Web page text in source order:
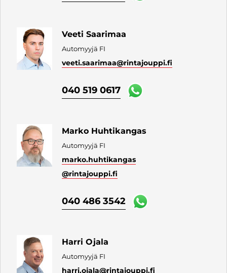
Veeti Saarimaa
Automyyjä FI
veeti.saarimaa@rintajouppi.fi
040 519 0617
Marko Huhtikangas
Automyyjä FI
marko.huhtikangas
@rintajouppi.fi
040 486 3542
Harri Ojala
Automyyjä FI
harri.ojala@rintajouppi.fi